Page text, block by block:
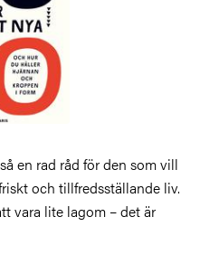
en rad råd för den som vill
och tillfredsställande liv.
vara lite lagom – det är